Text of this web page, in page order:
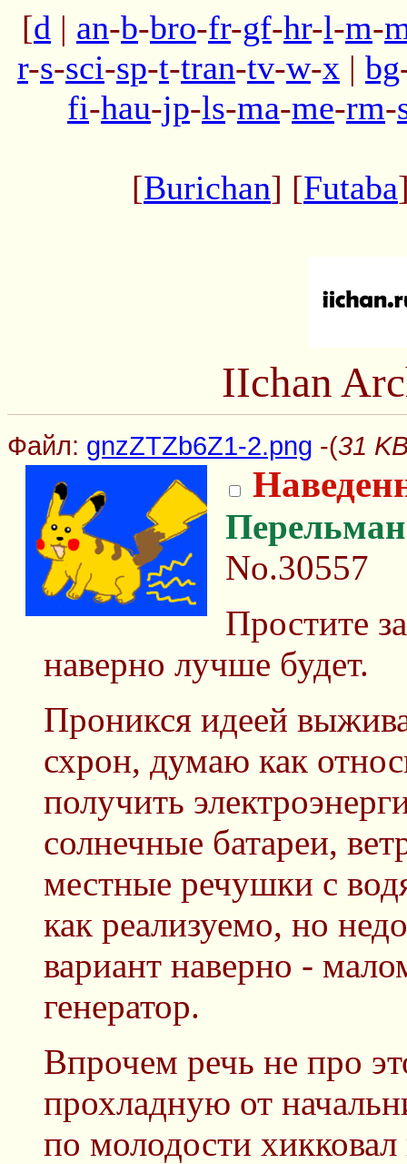
[d | an-b-bro-fr-gf-hr-l-m-
r-s-sci-sp-t-tran-tv-w-x | bg
fi-hau-jp-ls-ma-me-rm-
[Burichan] [Futaba
IIchan
Файл: gnzZTZb6Z1-2.png -(31
Перельман
No.30557
Простите
наверно лучше будет.
Проникся идеей
схрон, думаю как
получить
солнечные батареи,
местные речушки с
как реализуемо, но
вариант наверно -
генератор.
Впрочем речь не про
прохладную от
по молодости